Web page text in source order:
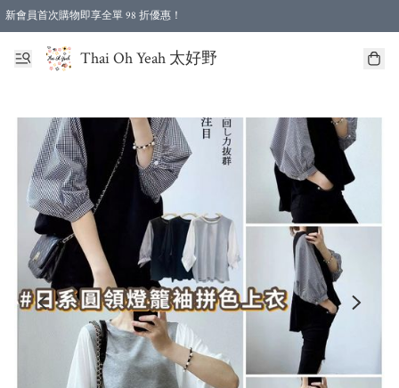
新會員首次購物即享全單 98 折優惠！
特選會員可享全單低至 96 折優惠！
Thai Oh Yeah 太好野